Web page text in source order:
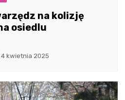
na kolizję
osiedlu
4 kwietnia 2025